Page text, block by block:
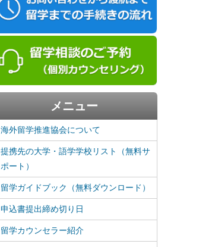
メニュー
海外留学推進協会について
提携先の大学・語学学校リスト（無料サ
ポート）
留学ガイドブック（無料ダウンロード）
申込書提出締め切り日
留学カウンセラー紹介